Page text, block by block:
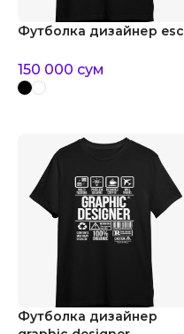
Футболка дизайнер esc
150 000 сум
Футболка дизайнер